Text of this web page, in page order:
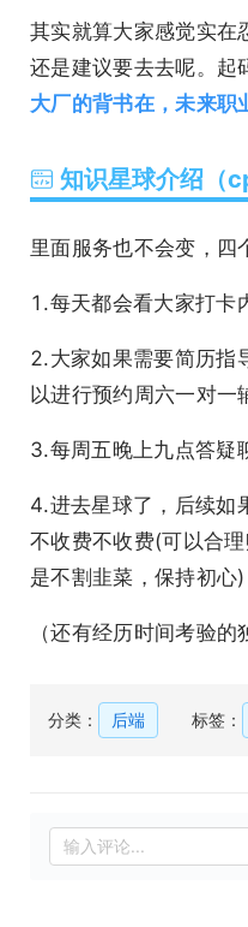
其实就算大家感觉实在
还是建议要去去呢。起
大厂的背书在，未来职
知识星球介绍（
里面服务也不会变，四
1.每天都会看大家打卡
2.大家如果需要简历指
以进行预约周六一对一
3.每周五晚上九点答疑
4.进去星球了，后续如
不收费不收费(可以合
是不割韭菜，保持初心)
（还有经历时间考验的
分类： 后端 标签：